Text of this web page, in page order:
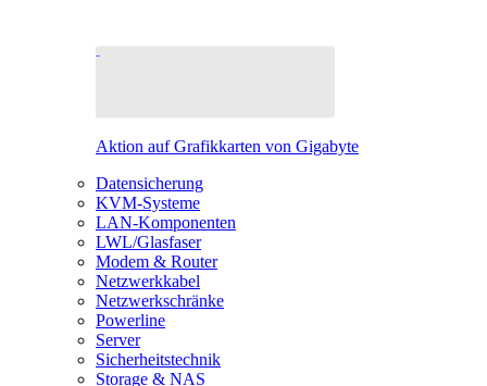
Aktion auf Grafikkarten von Gigabyte
Datensicherung
KVM-Systeme
LAN-Komponenten
LWL/Glasfaser
Modem & Router
Netzwerkkabel
Netzwerkschränke
Powerline
Server
Sicherheitstechnik
Storage & NAS